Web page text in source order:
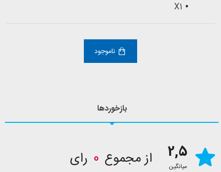
X1
ناموجود
بازخوردها
2,5
میانگین از مجموع 0 رای